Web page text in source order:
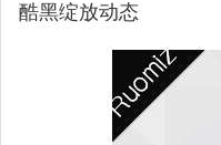
酷黑绽放动态